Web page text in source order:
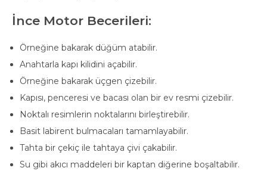
İnce Motor Becerileri:
Örneğine bakarak düğüm atabilir.
Anahtarla kapı kilidini açabilir.
Örneğine bakarak üçgen çizebilir.
Kapısı, penceresi ve bacası olan bir ev resmi çizebilir.
Noktalı resimlerin noktalarını birleştirebilir.
Basit labirent bulmacaları tamamlayabilir.
Tahta bir çekiç ile tahtaya çivi çakabilir.
Su gibi akıcı maddeleri bir kaptan diğerine boşaltabilir.